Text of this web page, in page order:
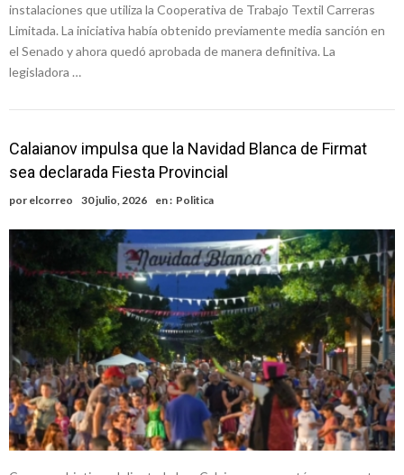
instalaciones que utiliza la Cooperativa de Trabajo Textil Carreras
Limitada. La iniciativa había obtenido previamente media sanción en
el Senado y ahora quedó aprobada de manera definitiva. La
legisladora …
Calaianov impulsa que la Navidad Blanca de Firmat
sea declarada Fiesta Provincial
por elcorreo 30 julio, 2026 en : Politica